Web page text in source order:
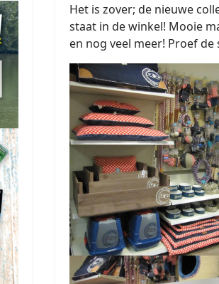
Het is zover; de nieuwe
staat in de winkel! Mooie
en nog veel meer! Proef